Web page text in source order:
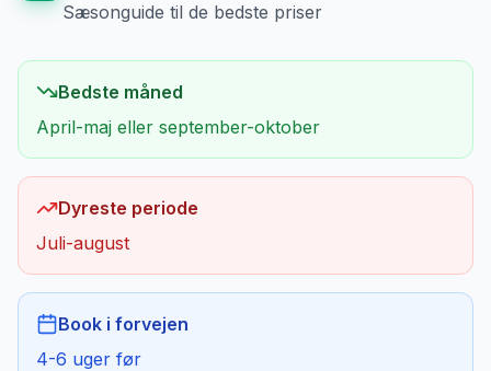
Sæsonguide til de bedste priser
Bedste måned
April-maj eller september-oktober
Dyreste periode
Juli-august
Book i forvejen
4-6 uger før